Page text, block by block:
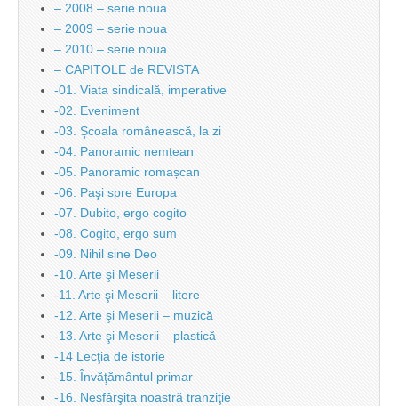
– 2008 – serie noua
– 2009 – serie noua
– 2010 – serie noua
– CAPITOLE de REVISTA
-01. Viata sindicală, imperative
-02. Eveniment
-03. Şcoala românească, la zi
-04. Panoramic nemțean
-05. Panoramic romașcan
-06. Paşi spre Europa
-07. Dubito, ergo cogito
-08. Cogito, ergo sum
-09. Nihil sine Deo
-10. Arte şi Meserii
-11. Arte şi Meserii – litere
-12. Arte şi Meserii – muzică
-13. Arte şi Meserii – plastică
-14 Lecţia de istorie
-15. Învăţământul primar
-16. Nesfârşita noastră tranziţie